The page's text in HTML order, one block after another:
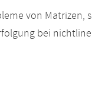
von Matrizen,
bei